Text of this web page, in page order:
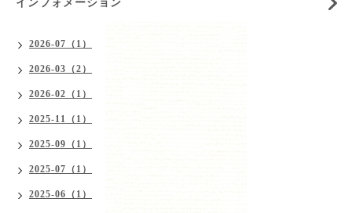
インフォメーション
2026-07（1）
2026-03（2）
2026-02（1）
2025-11（1）
2025-09（1）
2025-07（1）
2025-06（1）